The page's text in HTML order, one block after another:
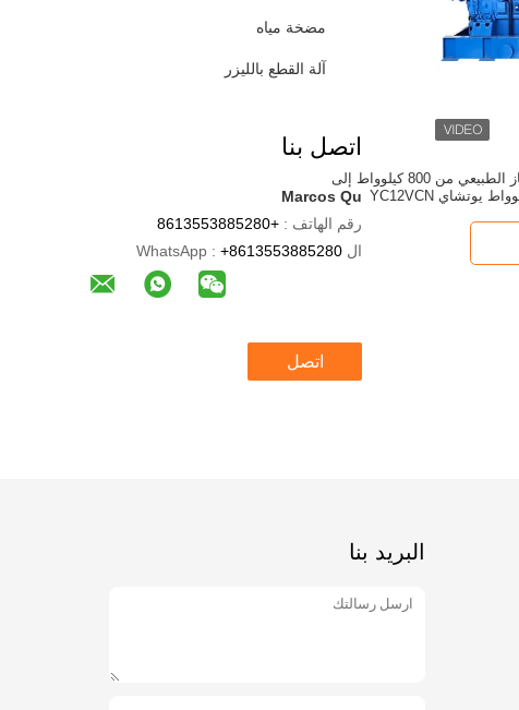
مضخة مياه
آلة القطع بالليزر
اتصل بنا
Marcos Qu
رقم الهاتف : +8613553885280
ال WhatsApp : +8613553885280
اتصل
توليد الغاز والغاز الطبيعي من 800 كيلوواط إلى
البريد بنا